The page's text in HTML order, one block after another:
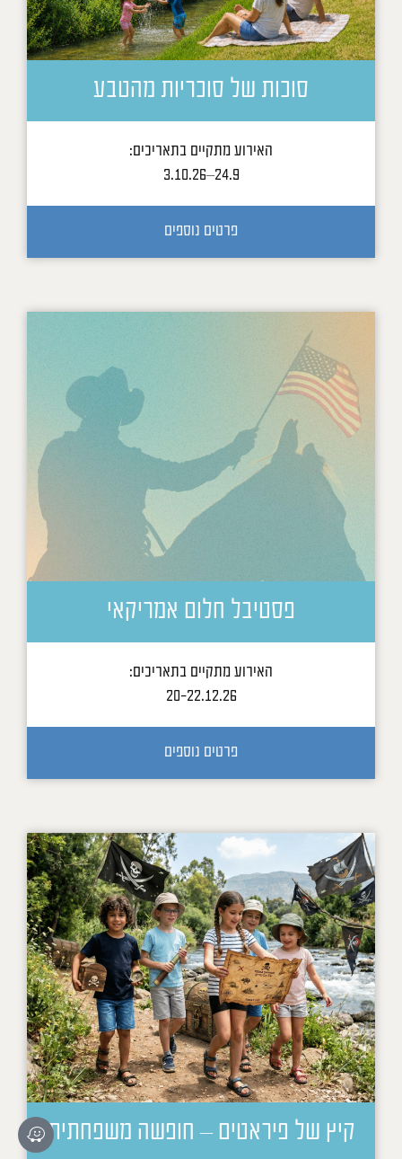
סוכות של סוכריות מהטבע
האירוע מתקיים בתאריכים:
24.9–3.10.26
פרטים נוספים
פסטיבל חלום אמריקאי
האירוע מתקיים בתאריכים:
20-22.12.26
פרטים נוספים
קיץ של פיראטים – חופשה משפחתית